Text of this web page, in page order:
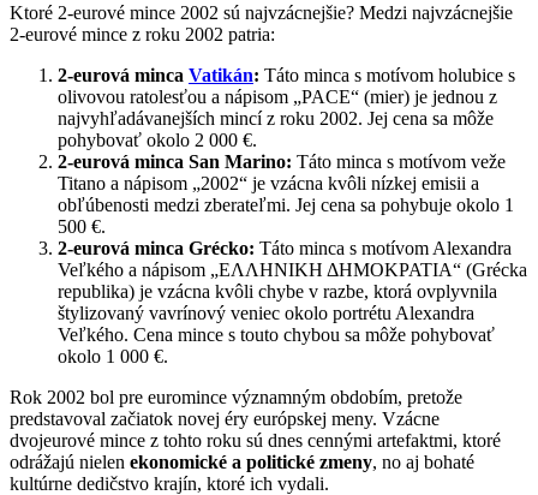
Ktoré 2-eurové mince 2002 sú najvzácnejšie? Medzi najvzácnejšie
2-eurové mince z roku 2002 patria:
2-eurová minca Vatikán: Táto minca s motívom holubice s
olivovou ratolesťou a nápisom „PACE“ (mier) je jednou z
najvyhľadávanejších mincí z roku 2002. Jej cena sa môže
pohybovať okolo 2 000 €.
2-eurová minca San Marino: Táto minca s motívom veže
Titano a nápisom „2002“ je vzácna kvôli nízkej emisii a
obľúbenosti medzi zberateľmi. Jej cena sa pohybuje okolo 1
500 €.
2-eurová minca Grécko: Táto minca s motívom Alexandra
Veľkého a nápisom „ΕΛΛΗΝΙΚΗ ΔΗΜΟΚΡΑΤΙΑ“ (Grécka
republika) je vzácna kvôli chybe v razbe, ktorá ovplyvnila
štylizovaný vavrínový veniec okolo portrétu Alexandra
Veľkého. Cena mince s touto chybou sa môže pohybovať
okolo 1 000 €.
Rok 2002 bol pre euromince významným obdobím, pretože
predstavoval začiatok novej éry európskej meny. Vzácne
dvojeurové mince z tohto roku sú dnes cennými artefaktmi, ktoré
odrážajú nielen ekonomické a politické zmeny, no aj bohaté
kultúrne dedičstvo krajín, ktoré ich vydali.